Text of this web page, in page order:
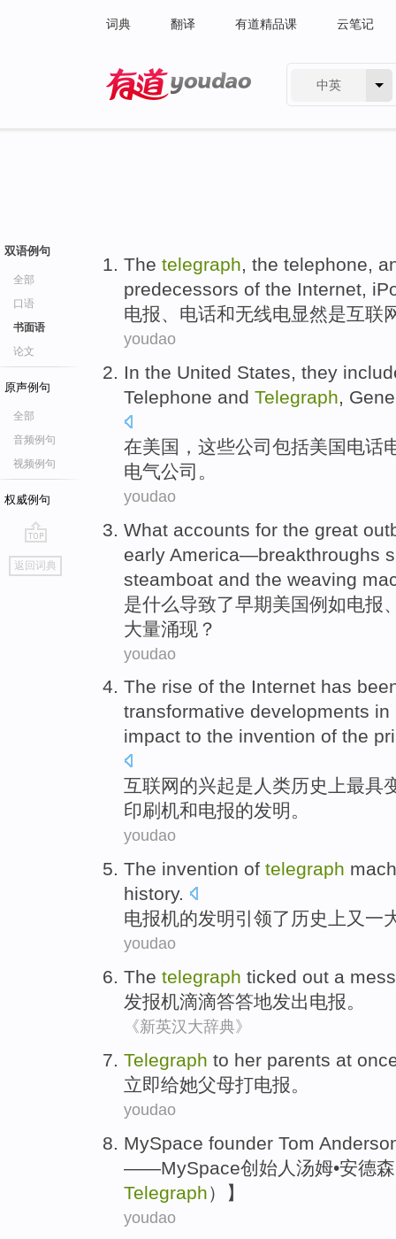
词典 翻译 有道精品课 云笔记
中英
双语例句
全部
口语
书面语
论文
原声例句
全部
音频例句
视频例句
权威例句
go
top
返回词典
The telegraph, the telephone,
predecessors of the Internet,
电报、 电话和无线电显然是互联
youdao
In the United States, they
Telephone and Telegraph,
在美国 ， 这些公司 包括美国电话
电气公司 。
youdao
What accounts for the great
early America—breakthroughs
steamboat and the weaving
是什么导致了早期美国例如电报
大量涌现？
youdao
The rise of the Internet has
transformative developments in
impact to the invention of the
互联网的兴起是 人类历史上最具
印刷机和电报的发明 。
youdao
The invention of telegraph
history.
电报机的发明引领了历史上又一
youdao
The telegraph ticked out a
发报机滴滴答答地发出电报。
《新英汉大辞典》
Telegraph to her parents at
立即给她父母打电报。
youdao
MySpace founder Tom
——MySpace创始人 汤姆•安德森
Telegraph）】
youdao